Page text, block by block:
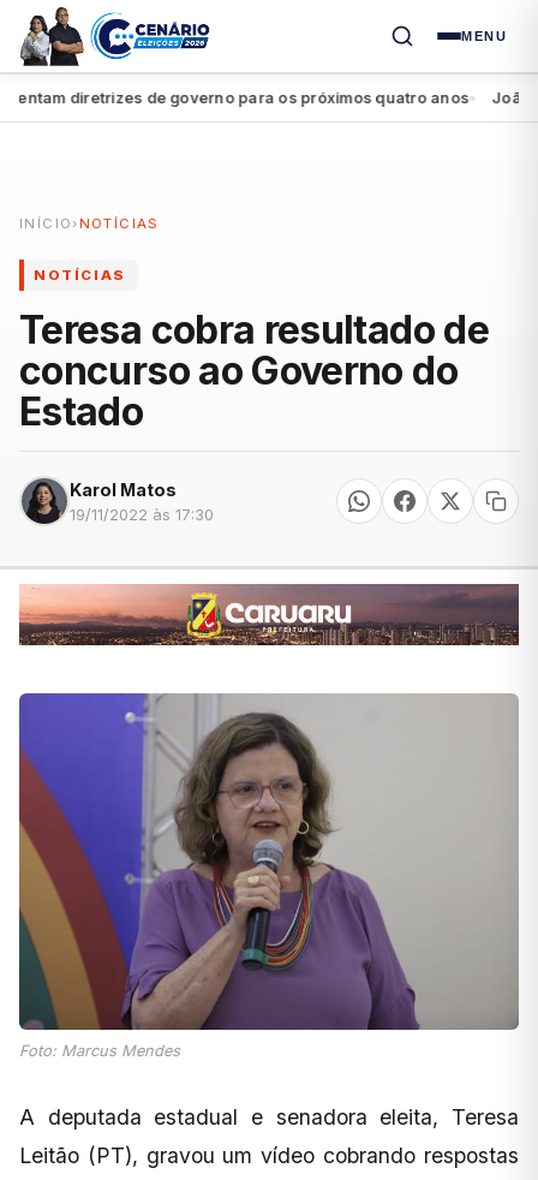
MENU
diretrizes de governo para os próximos quatro anos● João
INÍCIO › NOTÍCIAS
NOTÍCIAS
Teresa cobra resultado de
concurso ao Governo do
Estado
Karol Matos
19/11/2022 às 17:30
Foto: Marcus Mendes
A deputada estadual e senadora eleita, Teresa
Leitão (PT), gravou um vídeo cobrando respostas